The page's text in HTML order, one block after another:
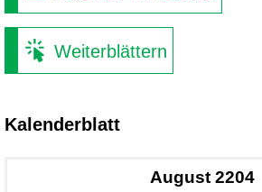
Weiterblättern
Kalenderblatt
August 2204